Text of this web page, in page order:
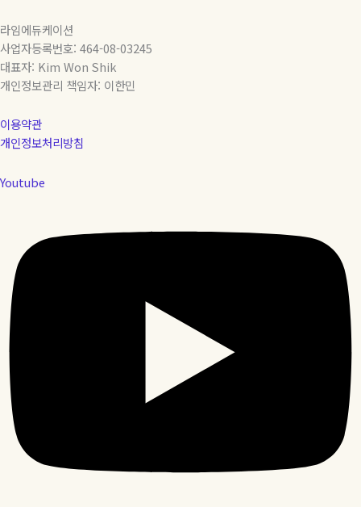
라임에듀케이션
사업자등록번호: 464-08-03245
대표자: Kim Won Shik
개인정보관리 책임자: 이한민
이용약관
개인정보처리방침
Youtube